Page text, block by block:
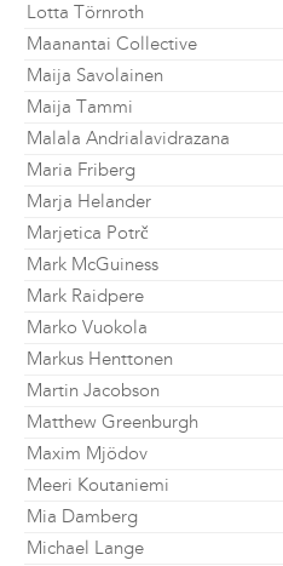
Lotta Törnroth
Maanantai Collective
Maija Savolainen
Maija Tammi
Malala Andrialavidrazana
Maria Friberg
Marja Helander
Marjetica Potrč
Mark McGuiness
Mark Raidpere
Marko Vuokola
Markus Henttonen
Martin Jacobson
Matthew Greenburgh
Maxim Mjödov
Meeri Koutaniemi
Mia Damberg
Michael Lange